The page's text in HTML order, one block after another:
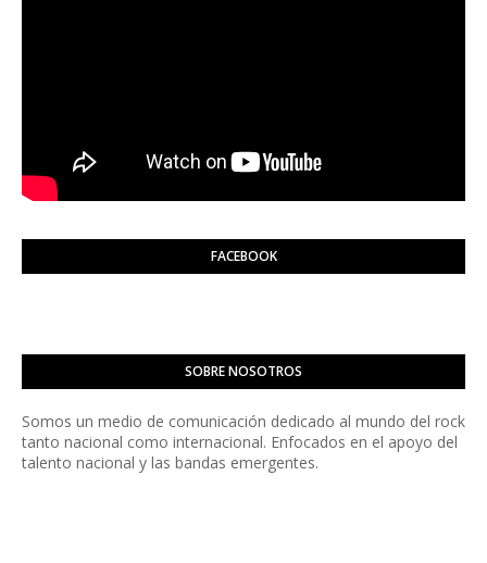
FACEBOOK
SOBRE NOSOTROS
Somos un medio de comunicación dedicado al mundo del rock
tanto nacional como internacional. Enfocados en el apoyo del
talento nacional y las bandas emergentes.